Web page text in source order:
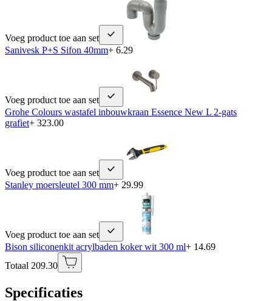
Voeg product toe aan set
Sanivesk P+S Sifon 40mm+ 6.29
Voeg product toe aan set
Grohe Colours wastafel inbouwkraan Essence New L 2-gats
grafiet+ 323.00
Voeg product toe aan set
Stanley moersleutel 300 mm+ 29.99
Voeg product toe aan set
Bison siliconenkit acrylbaden koker wit 300 ml+ 14.69
Totaal 209.30
Specificaties